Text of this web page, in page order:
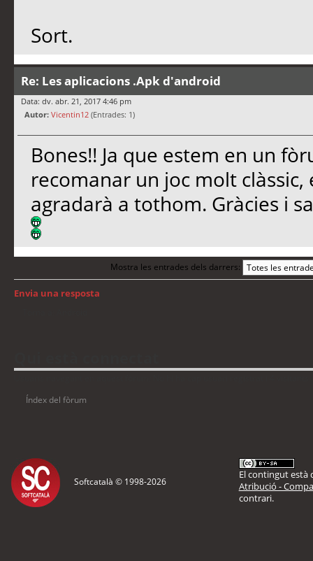
Sort.
Re: Les aplicacions .Apk d'android
Data: dv. abr. 21, 2017 4:46 pm
Autor: Vicentin12 (Entrades: 1)
Bones!! Ja que estem en un
recomanar un joc molt
agradarà a tothom. Gràcies i
Mostra les entrades dels darrers:
Envia una resposta
Índex del fòrum
Softcatalà © 1998-2026
El contingut està
Atribució -
contrari.